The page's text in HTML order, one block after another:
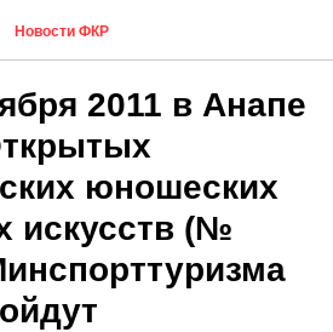
Новости ФКР
2011 в Анапе
юношеских
искусств (№